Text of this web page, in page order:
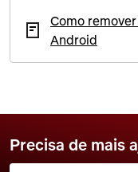
Como
Android
Precisa de mais